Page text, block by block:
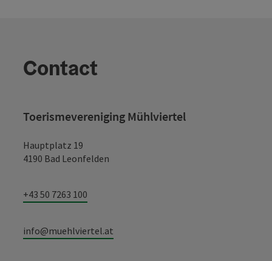
Contact
Toerismevereniging Mühlviertel
Hauptplatz 19
4190 Bad Leonfelden
+43 50 7263 100
info@muehlviertel.at